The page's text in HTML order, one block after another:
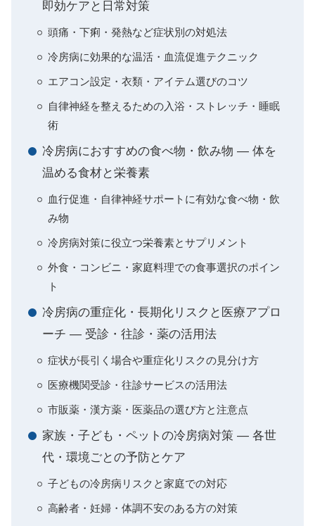
即効ケアと日常対策
頭痛・下痢・発熱など症状別の対処法
冷房病に効果的な温活・血流促進テクニック
エアコン設定・衣類・アイテム選びのコツ
自律神経を整えるための入浴・ストレッチ・睡眠
術
冷房病におすすめの食べ物・飲み物 ― 体を
温める食材と栄養素
血行促進・自律神経サポートに有効な食べ物・飲
み物
冷房病対策に役立つ栄養素とサプリメント
外食・コンビニ・家庭料理での食事選択のポイン
ト
冷房病の重症化・長期化リスクと医療アプロ
ーチ ― 受診・往診・薬の活用法
症状が長引く場合や重症化リスクの見分け方
医療機関受診・往診サービスの活用法
市販薬・漢方薬・医薬品の選び方と注意点
家族・子ども・ペットの冷房病対策 ― 各世
代・環境ごとの予防とケア
子どもの冷房病リスクと家庭での対応
高齢者・妊婦・体調不安のある方の対策